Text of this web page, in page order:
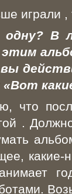
играли ,
одну? В
вы
что
.